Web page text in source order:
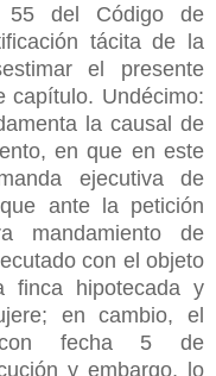
del Código de
tácita de la
el presente
capítulo. Undécimo:
la causal de
en que en este
ejecutiva de
ante la petición
mandamiento de
con el objeto
hipotecada y
en cambio, el
con fecha 5 de
y embargo, lo